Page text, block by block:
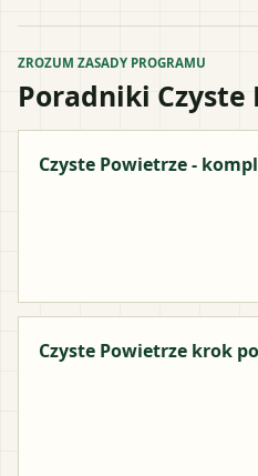
ZROZUM ZASADY PROGRAMU
Poradniki Czyste
Czyste Powietrze -
Czyste Powietrze krok